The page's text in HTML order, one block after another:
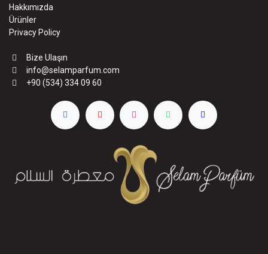
Hakkımızda
Ürünler
Privacy Policy
Bize Ulaşın
info@selamparfum.com
+90 (534) 334 09 60